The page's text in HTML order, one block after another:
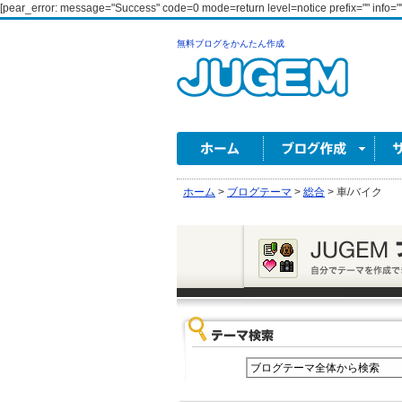
[pear_error: message="Success" code=0 mode=return level=notice prefix=""
無料ブログをかんたん作成
ホーム > ブログテーマ > 総合 > 車/バイク